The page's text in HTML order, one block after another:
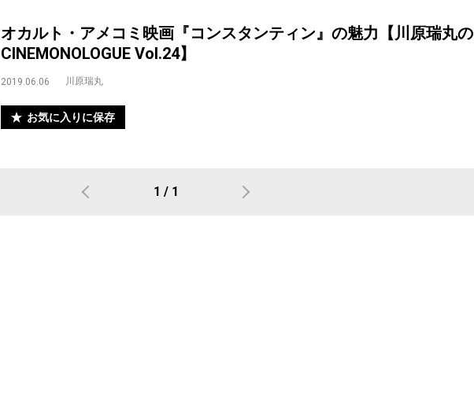
オカルト・アメコミ映画『コンスタンティン』の魅力【川原瑞丸の
CINEMONOLOGUE Vol.24】
2019.06.06 川原瑞丸
お気に入りに保存
1 / 1